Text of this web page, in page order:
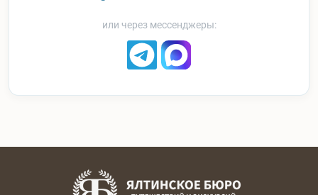
или через мессенджеры: